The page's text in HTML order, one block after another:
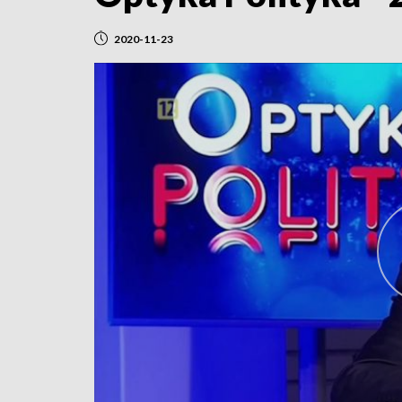
2020-11-23